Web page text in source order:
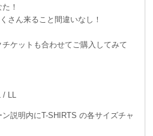
！
さん来ること間違いなし！
ケットも合わせてご購入してみて
/ LL
説明内にT-SHIRTS の各サイズチャ